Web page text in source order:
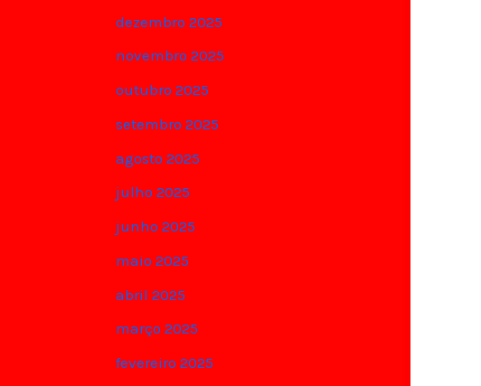
dezembro 2025
novembro 2025
outubro 2025
setembro 2025
agosto 2025
julho 2025
junho 2025
maio 2025
abril 2025
março 2025
fevereiro 2025